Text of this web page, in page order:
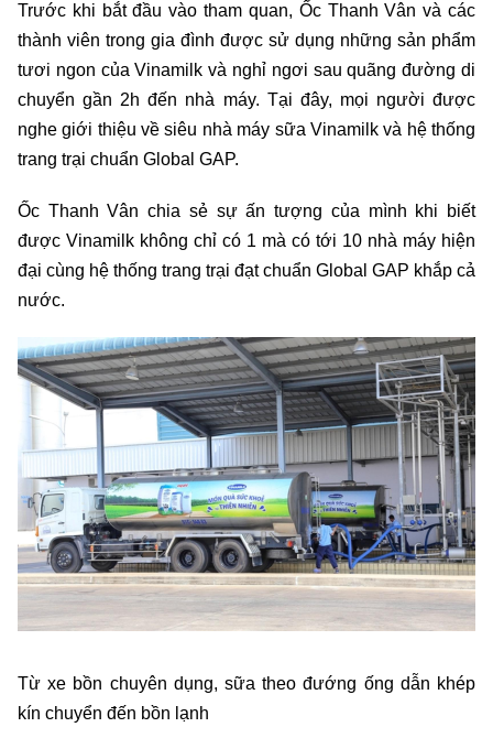
Trước khi bắt đầu vào tham quan, Ốc Thanh Vân và các
thành viên trong gia đình được sử dụng những sản phẩm
tươi ngon của Vinamilk và nghỉ ngơi sau quãng đường di
chuyển gần 2h đến nhà máy. Tại đây, mọi người được
nghe giới thiệu về siêu nhà máy sữa Vinamilk và hệ thống
trang trại chuẩn Global GAP.
Ốc Thanh Vân chia sẻ sự ấn tượng của mình khi biết
được Vinamilk không chỉ có 1 mà có tới 10 nhà máy hiện
đại cùng hệ thống trang trại đạt chuẩn Global GAP khắp cả
nước.
Từ xe bồn chuyên dụng, sữa theo đướng ống dẫn khép
kín chuyển đến bồn lạnh